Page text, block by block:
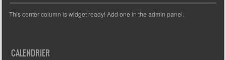
This center column is widget ready! Add one in the admin panel.
CALENDRIER